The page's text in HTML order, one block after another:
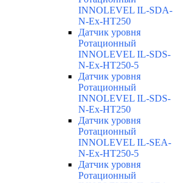
INNOLEVEL IL-SDA-
N-Ex-HT250
Датчик уровня
Ротационный
INNOLEVEL IL-SDS-
N-Ex-HT250-5
Датчик уровня
Ротационный
INNOLEVEL IL-SDS-
N-Ex-HT250
Датчик уровня
Ротационный
INNOLEVEL IL-SEA-
N-Ex-HT250-5
Датчик уровня
Ротационный